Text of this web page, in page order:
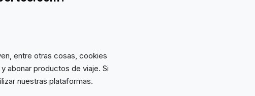
entre otras cosas, cookies
abonar productos de viaje. Si
nuestras plataformas.